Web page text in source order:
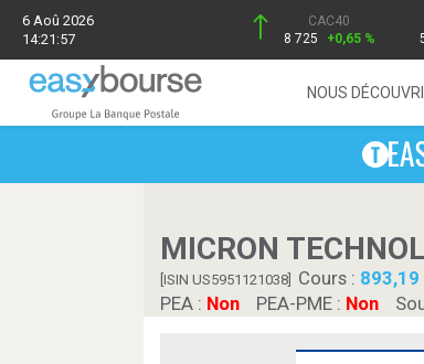
6 Aoû 2026
14:21:57
CAC40
8 725
+0,65 %
NOUS
MICRON
[ISIN US5951121038] Cours : 893,19
PEA : Non PEA-PME : Non